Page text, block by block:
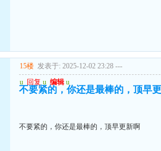
15楼 发表于: 2025-12-02 23:28 ---
u 回复 u 编辑 u
不要紧的，你还是最棒的，顶早
不要紧的，你还是最棒的，顶早更新啊